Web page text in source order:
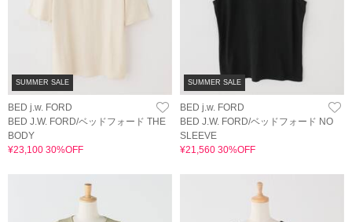
SUMMER SALE
BED j.w. FORD
BED J.W. FORD/ベッドフォード THE
BODY
¥23,100 30%OFF
SUMMER SALE
BED j.w. FORD
BED J.W. FORD/ベッドフォード NO
SLEEVE
¥21,560 30%OFF